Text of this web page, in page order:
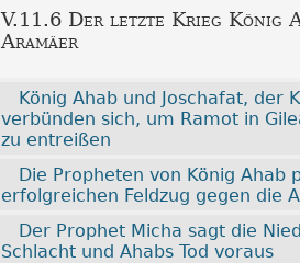
V.11.6 Der letzte Krieg König
Aramäer
König Ahab und Joschafat, der
verbünden sich, um Ramot in
zu entreißen
Die Propheten von König Ahab
erfolgreichen Feldzug gegen die
Der Prophet Micha sagt die
Schlacht und Ahabs Tod voraus